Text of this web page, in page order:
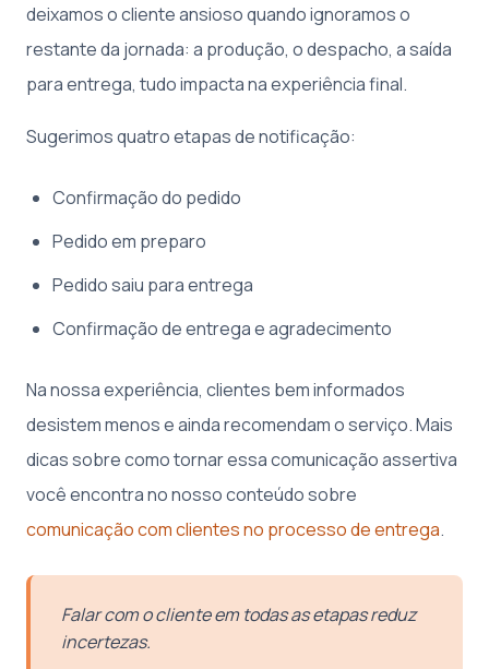
deixamos o cliente ansioso quando ignoramos o
restante da jornada: a produção, o despacho, a saída
para entrega, tudo impacta na experiência final.
Sugerimos quatro etapas de notificação:
Confirmação do pedido
Pedido em preparo
Pedido saiu para entrega
Confirmação de entrega e agradecimento
Na nossa experiência, clientes bem informados
desistem menos e ainda recomendam o serviço. Mais
dicas sobre como tornar essa comunicação assertiva
você encontra no nosso conteúdo sobre
comunicação com clientes no processo de entrega.
Falar com o cliente em todas as etapas reduz
incertezas.